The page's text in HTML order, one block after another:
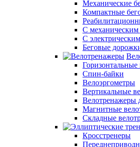
Механические
Компактные
С механическим
С
Беговые
Спин-байки
Велоэргометры
Вертикальные
Велотренажеры
Магнитные
Складные
Кросстренеры